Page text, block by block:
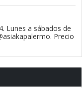
Lunes a sábados de
Precio